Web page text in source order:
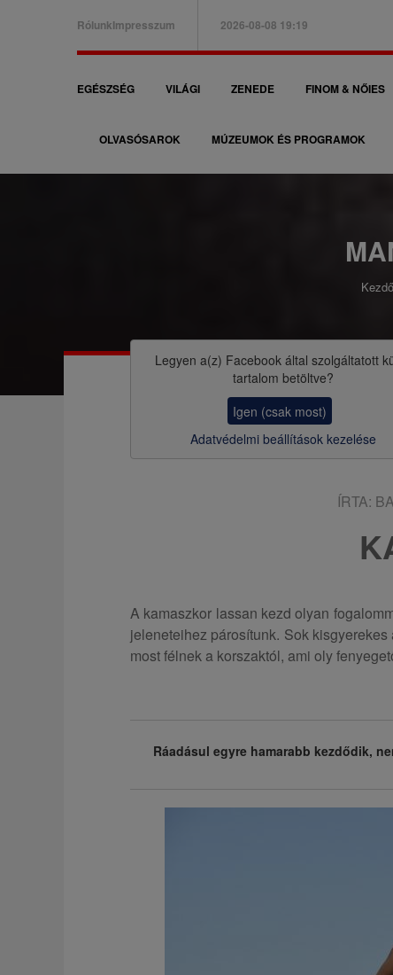
B
a
e
n
RólunkImpresszum 2026-08-08 19:19
F
a
i
EGÉSZSÉG VILÁGI ZENEDE FINOM & NŐIES
OLVASÓSAROK MÚZEUMOK ÉS PROGRAMOK
z
Legyen a(z) Facebookáltal szolgáltatott
tartalom betöltve?
Igen (csak most)
Adatvédelmi beállítások kezelése
ÍRTA:
A kamaszkor lassan kezd olyan
jeleneteihez párosítunk. Sok
most félnek a korszaktól, ami oly
Ráadásul egyre hamarabb kezdődik,